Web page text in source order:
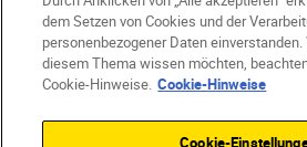
NIKKOR Z
50mm f/4-
dem Setzen von Cookies und der
personenbezogener Daten
diesem Thema wissen möchten,
Cookie-Hinweise. Cookie-Hinweise
Cookie-